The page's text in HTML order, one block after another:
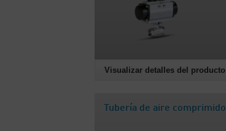
Visualizar detalles del producto
Tubería de aire comprimido